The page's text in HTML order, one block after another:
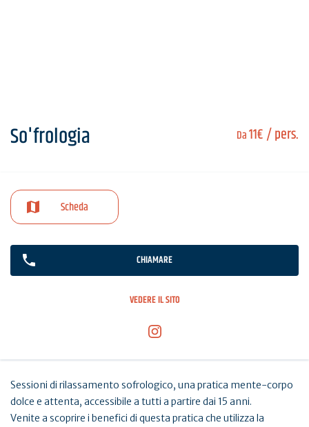
Da11€/ pers.
So'frologia
Scheda
CHIAMARE
VEDERE IL SITO
Sessioni di rilassamento sofrologico, una pratica mente-corpo
dolce e attenta, accessibile a tutti a partire dai 15 anni.
Venite a scoprire i benefici di questa pratica che utilizza la